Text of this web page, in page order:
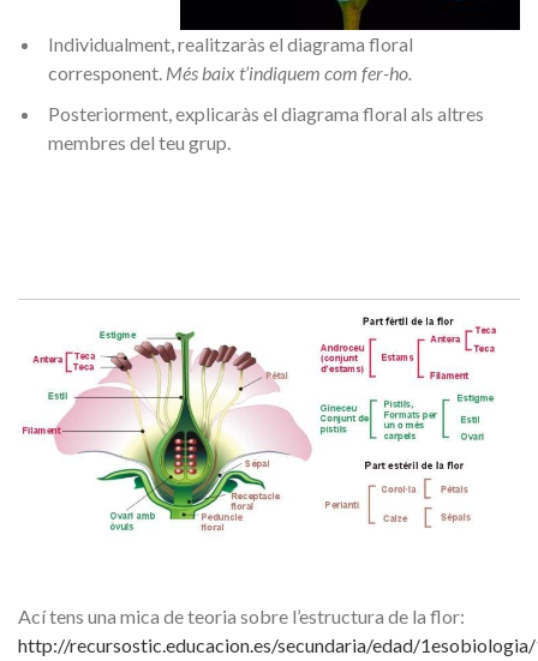
Individualment, realitzaràs el diagrama floral
corresponent. Més baix t’indiquem com fer-ho.
Posteriorment, explicaràs el diagrama floral als altres
membres del teu grup.
Ací tens una mica de teoria sobre l’estructura de la flor:
http://recursostic.educacion.es/secundaria/edad/